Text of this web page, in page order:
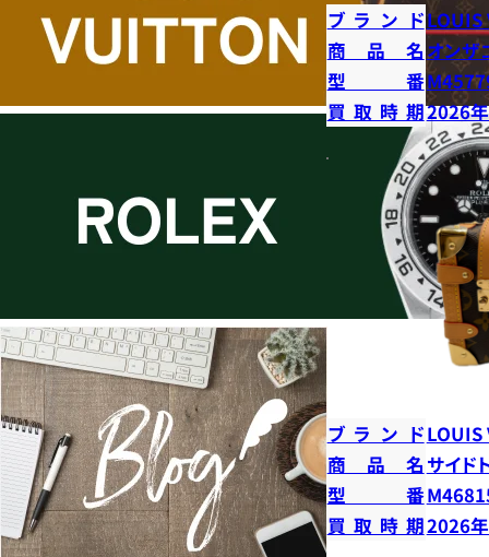
ブランドLOUIS
商品名 オンザ
型番
買取時期2026
ブランドLOUIS
商品名 サイド
型番
買取時期2026